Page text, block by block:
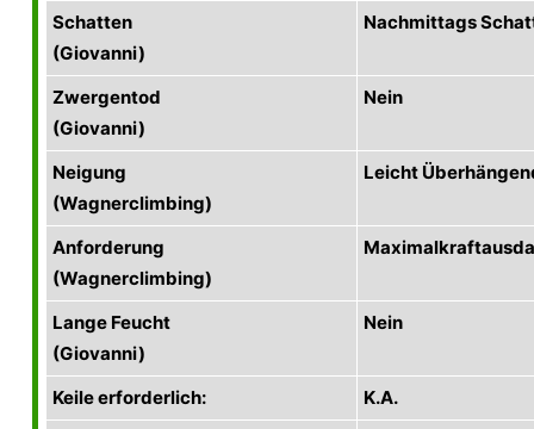
Schatten
(Giovanni)
Nachmittags
Zwergentod
(Giovanni)
Nein
Neigung
(Wagnerclimbing)
Leicht
Anforderung
(Wagnerclimbing)
Lange Feucht
(Giovanni)
Nein
Keile erforderlich:
K.A.